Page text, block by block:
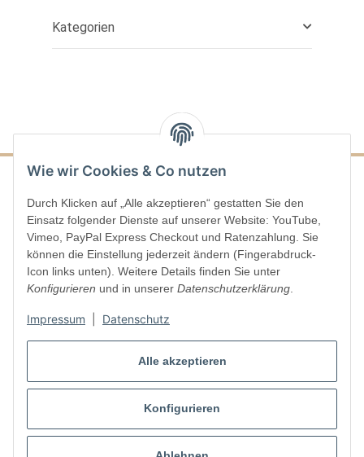
Alle akzeptieren
Konfigurieren
Wie wir Cookies & Co nutzen
Durch Klicken auf „Alle akzeptieren“ gestatten Sie den
Einsatz folgender Dienste auf unserer Website: YouTube,
Vimeo, PayPal Express Checkout und Ratenzahlung. Sie
können die Einstellung jederzeit ändern (Fingerabdruck-
Icon links unten). Weitere Details finden Sie unter
Konfigurieren und in unserer Datenschutzerklärung.
Impressum Datenschutz
Kategorien
Informationen
Gesetzliche Informationen
Vertrag widerrufen
* Alle Preise inkl. gesetzlicher USt., zzgl.